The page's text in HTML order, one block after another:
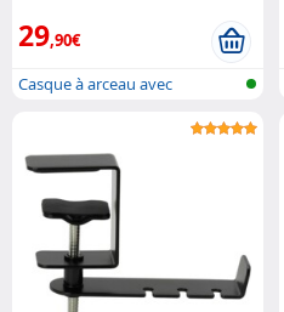
29,90€
Casque à arceau avec